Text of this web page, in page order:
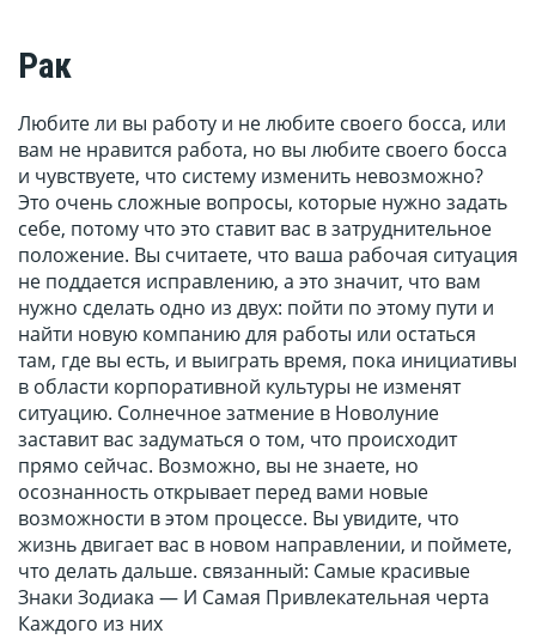
Рак
Любите ли вы работу и не любите своего босса, или
вам не нравится работа, но вы любите своего босса
и чувствуете, что систему изменить невозможно?
Это очень сложные вопросы, которые нужно задать
себе, потому что это ставит вас в затруднительное
положение. Вы считаете, что ваша рабочая ситуация
не поддается исправлению, а это значит, что вам
нужно сделать одно из двух: пойти по этому пути и
найти новую компанию для работы или остаться
там, где вы есть, и выиграть время, пока инициативы
в области корпоративной культуры не изменят
ситуацию. Солнечное затмение в Новолуние
заставит вас задуматься о том, что происходит
прямо сейчас. Возможно, вы не знаете, но
осознанность открывает перед вами новые
возможности в этом процессе. Вы увидите, что
жизнь двигает вас в новом направлении, и поймете,
что делать дальше. связанный: Самые красивые
Знаки Зодиака — И Самая Привлекательная черта
Каждого из них